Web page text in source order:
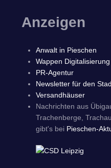
Anzeigen
Anwalt in Pieschen
Wappen Digitalisierung
PR-Agentur
Newsletter für den
Versandhäuser
Nachrichten aus
Trachenberge,
gibt's bei Pieschen-